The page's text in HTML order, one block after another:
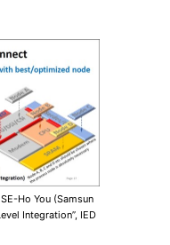
Ho You (Samsun
Integration”, IED